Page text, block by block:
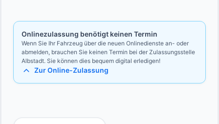
Onlinezulassung benötigt keinen Termin
Wenn Sie Ihr Fahrzeug über die neuen Onlinedienste an- oder
abmelden, brauchen Sie keinen Termin bei der Zulassungsstelle
Albstadt. Sie können dies bequem digital erledigen!
Zur Online-Zulassung